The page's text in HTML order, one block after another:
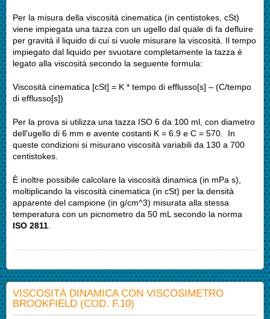
Per la misura della viscosità cinematica (in centistokes, cSt)
viene impiegata una tazza con un ugello dal quale di fa defluire
per gravità il liquido di cui si vuole misurare la viscosità. Il tempo
impiegato dal liquido per svuotare completamente la tazza è
legato alla viscosità secondo la seguente formula:
Viscosità cinematica [cSt] = K * tempo di efflusso[s] – (C/tempo
di efflusso[s])
Per la prova si utilizza una tazza ISO 6 da 100 ml, con diametro
dell'ugello di 6 mm e avente costanti K = 6.9 e C = 570. In
queste condizioni si misurano viscosità variabili da 130 a 700
centistokes.
È inoltre possibile calcolare la viscosità dinamica (in mPa s),
moltiplicando la viscosità cinematica (in cSt) per la densità
apparente del campione (in g/cm^3) misurata alla stessa
temperatura con un picnometro da 50 mL secondo la norma
ISO 2811
VISCOSITÀ DINAMICA CON VISCOSIMETRO
BROOKFIELD (COD. F.10)